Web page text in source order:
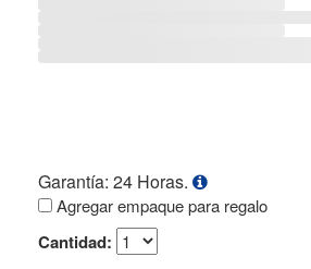
Garantía: 24 Horas.
Agregar empaque para regalo
Cantidad: